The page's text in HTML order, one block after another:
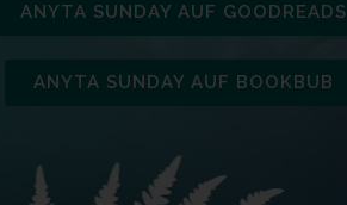
ANYTA SUNDAY AUF GOODREADS
ANYTA SUNDAY AUF BOOKBUB